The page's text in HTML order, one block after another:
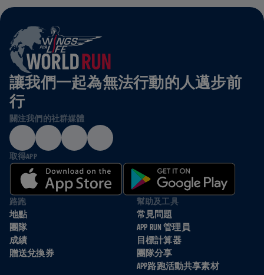
讓我們一起為無法行動的人邁步前
行
關注我們的社群媒體
取得APP
路跑
地點
團隊
成績
贈送兌換券
幫助及工具
常見問題
APP RUN 管理員
目標計算器
團隊分享
APP路跑活動共享素材